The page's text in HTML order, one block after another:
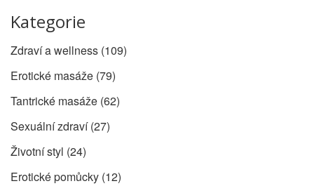
Kategorie
Zdraví a wellness (109)
Erotické masáže (79)
Tantrické masáže (62)
Sexuální zdraví(27)
Životní styl (24)
Erotické pomůcky (12)